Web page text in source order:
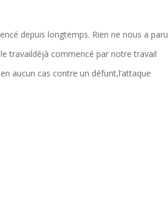
depuis longtemps. Rien ne nous a paru
travaildéjà commencé par notre travail
aucun cas contre un défunt,l’attaque